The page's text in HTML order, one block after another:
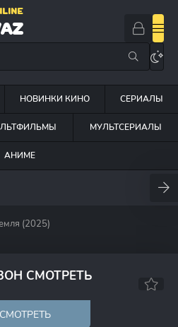
НОВИНКИ КИНО СЕРИАЛЫ
МУЛЬТСЕРИАЛЫ
АНИМЕ
(2025)
СМОТРЕТЬ
СМОТРЕТЬ